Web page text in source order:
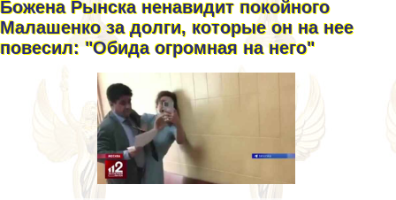
Божена Рынска ненавидит покойного
Малашенко за долги, которые он на нее
повесил: "Обида огромная на него"